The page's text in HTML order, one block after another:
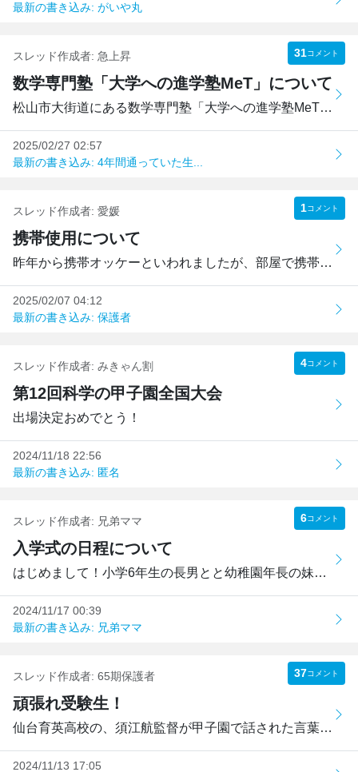
最新の書き込み: がいや丸
スレッド作成者: 急上昇 31コメント
数学専門塾「大学への進学塾MeT」について
松山市大街道にある数学専門塾「大学への進学塾MeT」について...
2025/02/27 02:57
最新の書き込み: 4年間通っていた生...
スレッド作成者: 愛媛 1コメント
携帯使用について
昨年から携帯オッケーといわれましたが、部屋で携帯は触れる...
2025/02/07 04:12
最新の書き込み: 保護者
スレッド作成者: みきゃん割 4コメント
第12回科学の甲子園全国大会
出場決定おめでとう！
2024/11/18 22:56
最新の書き込み: 匿名
スレッド作成者: 兄弟ママ 6コメント
入学式の日程について
はじめまして！小学6年生の長男とと幼稚園年長の妹がおります...
2024/11/17 00:39
最新の書き込み: 兄弟ママ
スレッド作成者: 65期保護者 37コメント
頑張れ受験生！
仙台育英高校の、須江航監督が甲子園で話された言葉です。「...
2024/11/13 17:05